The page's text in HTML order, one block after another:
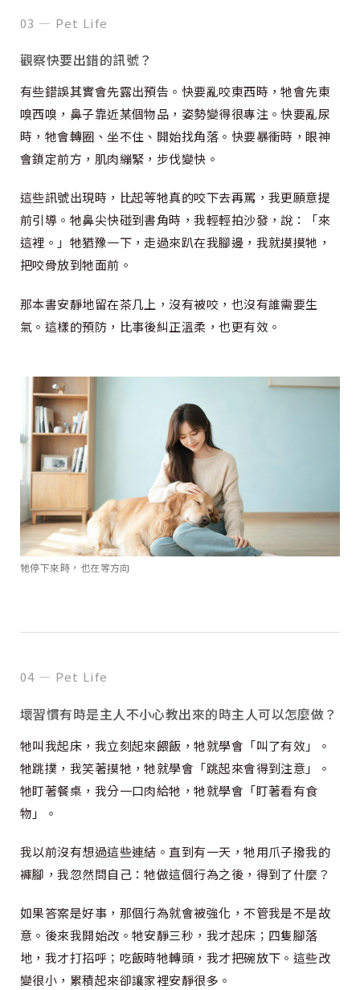
03 — Pet Life
觀察快要出錯的訊號？
有些錯誤其實會先露出預告。快要亂咬東西時，牠會先東
嗅西嗅，鼻子靠近某個物品，姿勢變得很專注。快要亂尿
時，牠會轉圈、坐不住、開始找角落。快要暴衝時，眼神
會鎖定前方，肌肉繃緊，步伐變快。
這些訊號出現時，比起等牠真的咬下去再罵，我更願意提
前引導。牠鼻尖快碰到書角時，我輕輕拍沙發，說：「來
這裡。」牠猶豫一下，走過來趴在我腳邊，我就摸摸牠，
把咬骨放到牠面前。
那本書安靜地留在茶几上，沒有被咬，也沒有誰需要生
氣。這樣的預防，比事後糾正溫柔，也更有效。
牠停下來時，也在等方向
04 — Pet Life
壞習慣有時是主人不小心教出來的時主人可以怎麼做？
牠叫我起床，我立刻起來餵飯，牠就學會「叫了有效」。
牠跳撲，我笑著摸牠，牠就學會「跳起來會得到注意」。
牠盯著餐桌，我分一口肉給牠，牠就學會「盯著看有食
物」。
我以前沒有想過這些連結。直到有一天，牠用爪子撥我的
褲腳，我忽然問自己：牠做這個行為之後，得到了什麼？
如果答案是好事，那個行為就會被強化，不管我是不是故
意。後來我開始改。牠安靜三秒，我才起床；四隻腳落
地，我才打招呼；吃飯時牠轉頭，我才把碗放下。這些改
變很小，累積起來卻讓家裡安靜很多。